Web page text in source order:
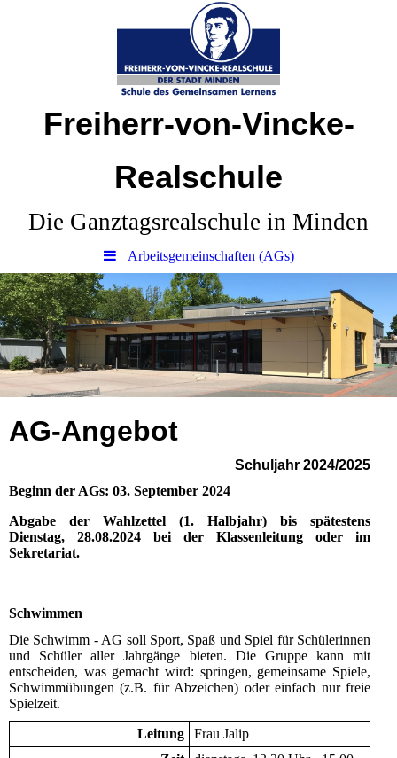
Freiherr-von-Vincke-
Realschule
Die Ganztagsrealschule in Minden
Arbeitsgemeinschaften (AGs)
AG-Angebot
Schuljahr 2024/2025
Beginn der AGs: 03. September 2024
Abgabe der Wahlzettel (1. Halbjahr) bis spätestens
Dienstag, 28.08.2024 bei der Klassenleitung oder im
Sekretariat.
Schwimmen
Die Schwimm - AG soll Sport, Spaß und Spiel für Schülerinnen
und Schüler aller Jahrgänge bieten. Die Gruppe kann mit
entscheiden, was gemacht wird: springen, gemeinsame Spiele,
Schwimmübungen (z.B. für Abzeichen) oder einfach nur freie
Spielzeit.
Leitung
Frau Jalip